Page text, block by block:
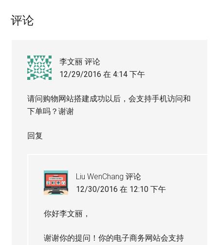
评论
李文丽 评论
12/29/2016 在 4:14 下午
请问购物网站搭建成功以后，会支持手机访问和
下单吗？谢谢
回复
Liu WenChang 评论
12/30/2016 在 12:10 下午
你好李文丽，
谢谢你的提问！你的电子商务网站会支持